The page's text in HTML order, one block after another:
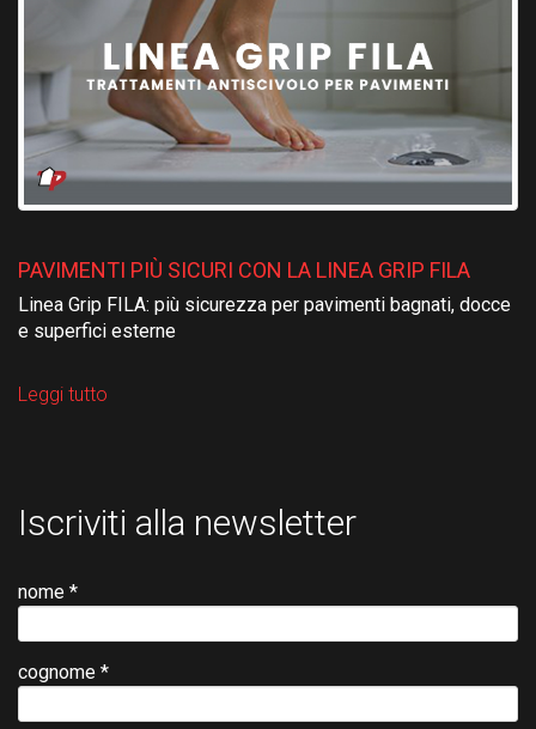
PAVIMENTI PIÙ SICURI CON LA LINEA GRIP FILA
Linea Grip FILA: più sicurezza per pavimenti bagnati, docce
e superfici esterne
Leggi tutto
Iscriviti alla newsletter
nome *
cognome *